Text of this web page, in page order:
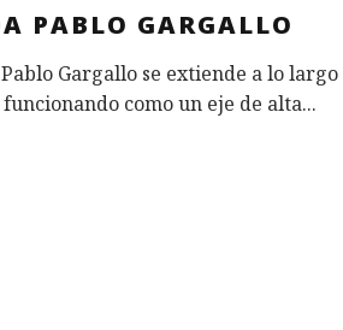
PABLO GARGALLO
Gargallo se extiende a lo largo
como un eje de alta...